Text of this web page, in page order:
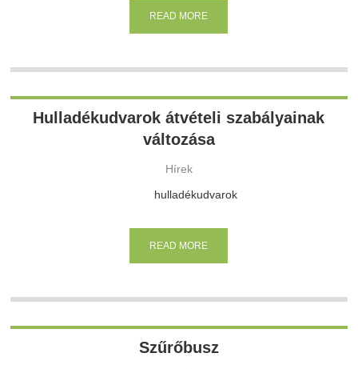
READ MORE
Hulladékudvarok átvételi szabályainak
változása
Hírek
hulladékudvarok
READ MORE
Szűrőbusz